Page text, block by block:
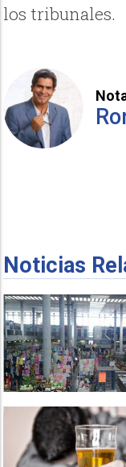
los tribunales.
Noticias